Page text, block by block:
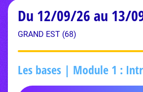
Du 12/09/26 au 13/
GRAND EST (68)
Les bases | Module 1 :